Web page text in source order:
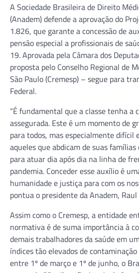
A Sociedade Brasileira de Direito
(Anadem) defende a aprovação do
1.826, que garante a concessão de
pensão especial a profissionais de
19. Aprovada pela Câmara dos
proposta pelo Conselho Regional de
São Paulo (Cremesp) – segue para
Federal.
“É fundamental que a classe tenha a
assegurada. Este é um momento de
para todos, mas especialmente difícil
aqueles que abdicam de suas famílias
para atuar dia após dia na linha de
pandemia. Conceder esse auxílio é
humanidade e justiça para com os
pontua o presidente da Anadem, Raul
Assim como o Cremesp, a entidade
normativa é de suma importância à
demais trabalhadores da saúde em
índices tão elevados de
entre 1º de março e 1º de junho, o